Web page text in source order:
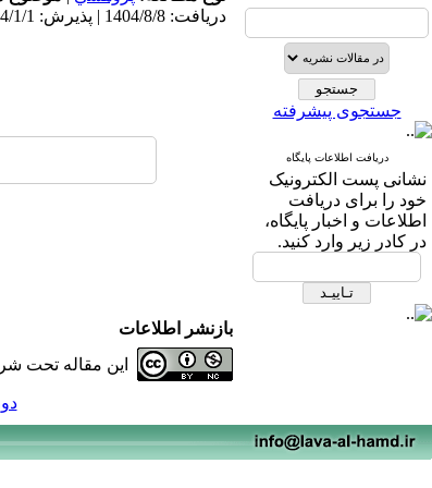
جستجوی پیشرفته
دریافت اطلاعات پایگاه
نشانی پست الکترونیک
خود را برای دریافت
اطلاعات و اخبار پایگاه،
در کادر زیر وارد کنید.
دریافت: 1404/8/8 | پذیرش: 1404/1/1 | انتشار: 1404/1/1
بازنشر اطلاعات
این مقاله تحت
دوره 6،